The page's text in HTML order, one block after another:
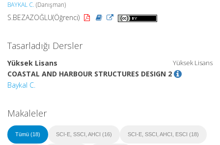
BAYKAL C. (Danışman)
S.BEZAZOĞLU(Öğrenci)
Tasarladığı Dersler
Yüksek Lisans
Yüksek Lisans
COASTAL AND HARBOUR STRUCTURES DESIGN 2
Baykal C.
Makaleler
Tümü (18) SCI-E, SSCI, AHCI (16) SCI-E, SSCI, AHCI, ESCI (18)